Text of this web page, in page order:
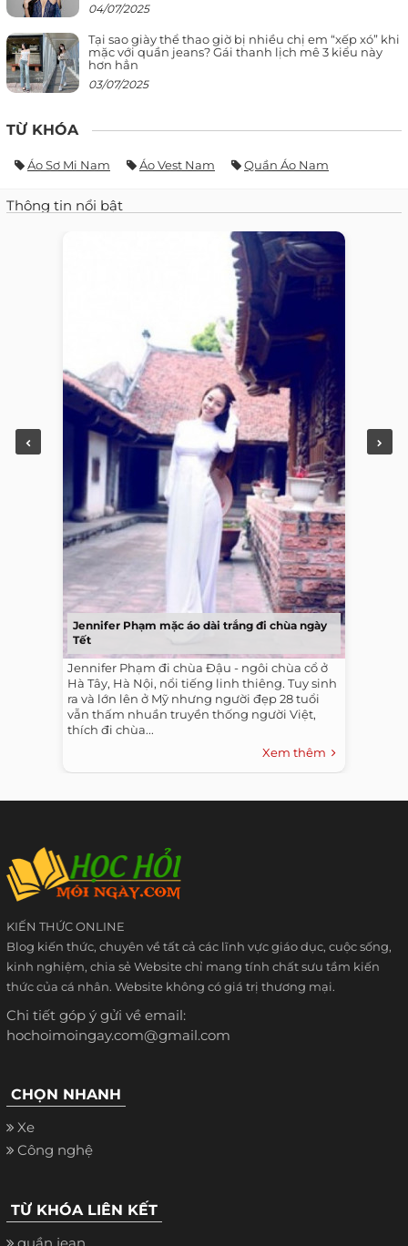
04/07/2025
Tại sao giày thể thao giờ bị nhiều chị em “xếp xó” khi
mặc với quần jeans? Gái thanh lịch mê 3 kiểu này
hơn hẳn
03/07/2025
TỪ KHÓA
Áo Sơ Mi Nam Áo Vest Nam Quần Áo Nam
Thông tin nổi bật
Jennifer Phạm mặc áo dài trắng đi chùa ngày
Tết
Jennifer Phạm đi chùa Đậu - ngôi chùa cổ ở
Hà Tây, Hà Nội, nổi tiếng linh thiêng. Tuy sinh
ra và lớn lên ở Mỹ nhưng người đẹp 28 tuổi
vẫn thấm nhuần truyền thống người Việt,
thích đi chùa...
Xem thêm
KIẾN THỨC ONLINE
Blog kiến thức, chuyên về tất cả các lĩnh vực giáo dục, cuộc sống,
kinh nghiệm, chia sẻ Website chỉ mang tính chất sưu tầm kiến
thức của cá nhân. Website không có giá trị thương mại.
Chi tiết góp ý gửi về email:
hochoimoingay.com@gmail.com
CHỌN NHANH
Xe
Công nghệ
TỪ KHÓA LIÊN KẾT
quần jean